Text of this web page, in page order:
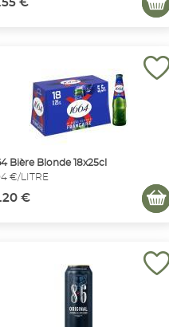
€
Bière Blonde 18x25cl
€/LITRE
€